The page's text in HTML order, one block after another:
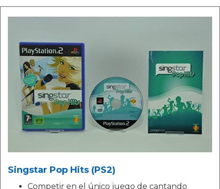
Singstar Pop Hits (PS2)
Competir en el único juego de cantando